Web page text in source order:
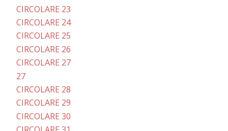
CIRCOLARE 23
CIRCOLARE 24
CIRCOLARE 25
CIRCOLARE 26
CIRCOLARE 27
27
CIRCOLARE 28
CIRCOLARE 29
CIRCOLARE 30